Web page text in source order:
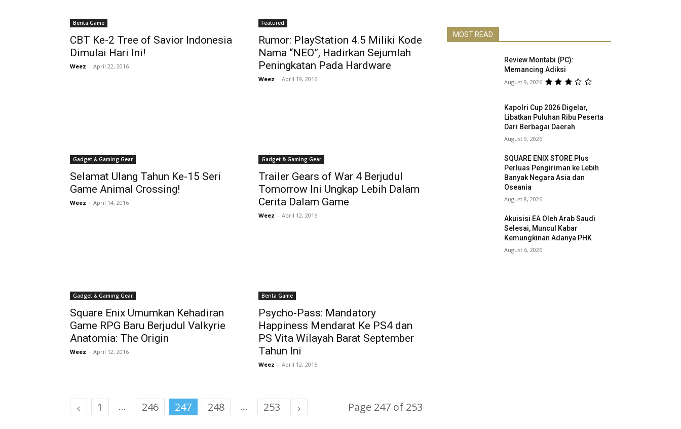
Berita Game
CBT Ke-2 Tree of Savior Indonesia
Dimulai Hari Ini!
Weez - April 22, 2016
Featured
Rumor: PlayStation 4.5 Miliki Kode
Nama “NEO”, Hadirkan Sejumlah
Peningkatan Pada Hardware
Weez - April 19, 2016
Gadget & Gaming Gear
Selamat Ulang Tahun Ke-15 Seri
Game Animal Crossing!
Weez - April 14, 2016
Gadget & Gaming Gear
Trailer Gears of War 4 Berjudul
Tomorrow Ini Ungkap Lebih Dalam
Cerita Dalam Game
Weez - April 12, 2016
Gadget & Gaming Gear
Square Enix Umumkan Kehadiran
Game RPG Baru Berjudul Valkyrie
Anatomia: The Origin
Weez - April 12, 2016
Berita Game
Psycho-Pass: Mandatory
Happiness Mendarat Ke PS4 dan
PS Vita Wilayah Barat September
Tahun Ini
Weez - April 12, 2016
1 ... 246 247 248 ... 253 Page 247 of 253
MOST READ
Review Montabi (PC):
Memancing Adiksi
August 9, 2026
Kapolri Cup 2026 Digelar,
Libatkan Puluhan Ribu Peserta
Dari Berbagai Daerah
August 9, 2026
SQUARE ENIX STORE Plus
Perluas Pengiriman ke Lebih
Banyak Negara Asia dan
Oseania
August 8, 2026
Akuisisi EA Oleh Arab Saudi
Selesai, Muncul Kabar
Kemungkinan Adanya PHK
August 6, 2026